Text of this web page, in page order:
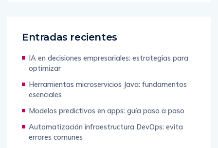
Entradas recientes
IA en decisiones empresariales: estrategias para
optimizar
Herramientas microservicios Java: fundamentos
esenciales
Modelos predictivos en apps: guía paso a paso
Automatización infraestructura DevOps: evita
errores comunes